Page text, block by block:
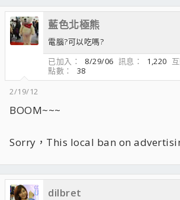
藍色北極熊
電腦?可以吃嗎?
已加入
8/29/06 訊息 1,220
點數
38
2/19/12
BOOM~~~
Sorry，This local ban on
dilbret